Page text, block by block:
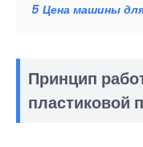
5 Цена машины
Принцип
пластиковой